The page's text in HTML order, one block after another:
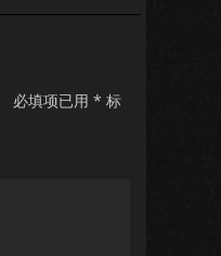
必填项已用 * 标